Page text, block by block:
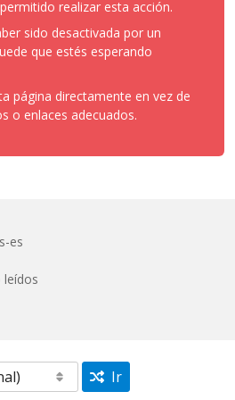
realizar esta acción.
sido desactivada por un
que estés esperando
página directamente en vez de
o enlaces adecuados.
es
Ir